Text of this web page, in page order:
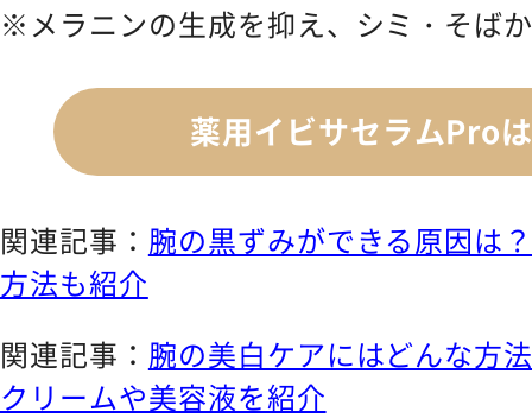
※メラニンの生成を抑え、シミ・そば
薬用イビサセラムPro
関連記事： 腕の黒ずみができる原因は
方法も紹介
関連記事： 腕の美白ケアにはどんな方
クリームや美容液を紹介